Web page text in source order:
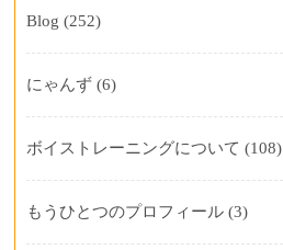
Blog (252)
にゃんず (6)
ボイストレーニングについて (108)
もうひとつのプロフィール (3)